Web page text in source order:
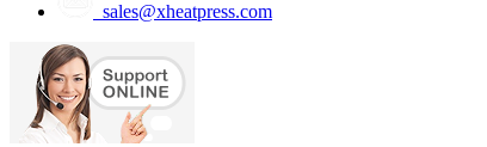
sales@xheatpress.com